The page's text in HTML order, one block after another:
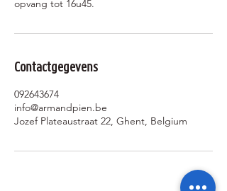
Contactgegevens
092643674
info@armandpien.be
Jozef Plateaustraat 22, Ghent, Belgium